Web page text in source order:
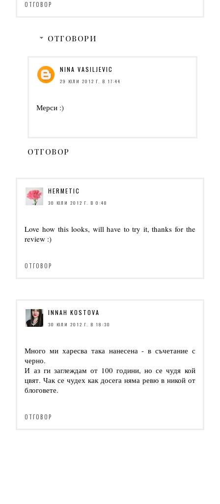
ОТГОВОР
ОТГОВОРИ
NINA VASILJEVIC
29 ЮЛИ 2012 Г. В 17:44
Мерси :)
ОТГОВОР
HERMETIC
30 ЮЛИ 2012 Г. В 0:48
Love how this looks, will have to try it, thanks for the
review :)
ОТГОВОР
INNAH KOSTOVA
30 ЮЛИ 2012 Г. В 18:30
Много ми харесва така нанесена - в съчетание с
черно.
И аз ги заглеждам от 100 години, но се чудя кой
цвят. Чак се чудех как досега няма ревю в никой от
блоговете.
ОТГОВОР